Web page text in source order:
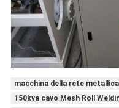
macchina della rete
150kva cavo Mesh Roll